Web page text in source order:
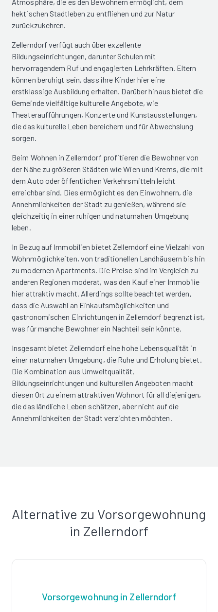
hektischen Stadtleben zu entfliehen und zur Natur
zurückzukehren.
Zellerndorf verfügt auch über exzellente
Bildungseinrichtungen, darunter Schulen mit
hervorragendem Ruf und engagierten Lehrkräften. Eltern
können beruhigt sein, dass ihre Kinder hier eine
erstklassige Ausbildung erhalten. Darüber hinaus bietet die
Gemeinde vielfältige kulturelle Angebote, wie
Theateraufführungen, Konzerte und Kunstausstellungen,
die das kulturelle Leben bereichern und für Abwechslung
sorgen.
Beim Wohnen in Zellerndorf profitieren die Bewohner von
der Nähe zu größeren Städten wie Wien und Krems, die mit
dem Auto oder öffentlichen Verkehrsmitteln leicht
erreichbar sind. Dies ermöglicht es den Einwohnern, die
Annehmlichkeiten der Stadt zu genießen, während sie
gleichzeitig in einer ruhigen und naturnahen Umgebung
leben.
In Bezug auf Immobilien bietet Zellerndorf eine Vielzahl von
Wohnmöglichkeiten, von traditionellen Landhäusern bis hin
zu modernen Apartments. Die Preise sind im Vergleich zu
anderen Regionen moderat, was den Kauf einer Immobilie
hier attraktiv macht. Allerdings sollte beachtet werden,
dass die Auswahl an Einkaufsmöglichkeiten und
gastronomischen Einrichtungen in Zellerndorf begrenzt ist,
was für manche Bewohner ein Nachteil sein könnte.
Insgesamt bietet Zellerndorf eine hohe Lebensqualität in
einer naturnahen Umgebung, die Ruhe und Erholung bietet.
Die Kombination aus Umweltqualität,
Bildungseinrichtungen und kulturellen Angeboten macht
diesen Ort zu einem attraktiven Wohnort für all diejenigen,
die das ländliche Leben schätzen, aber nicht auf die
Annehmlichkeiten der Stadt verzichten möchten.
Alternative zu Vorsorgewohnung
in Zellerndorf
Vorsorgewohnung in Zellerndorf